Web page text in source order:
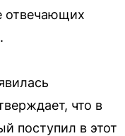
отвечающих
что в
поступил в этот